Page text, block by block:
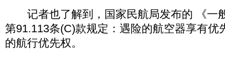
记者也了解到，国家民航局发布的 《一
第91.113条(C)款规定：遇险的航空器享有优
的航行优先权。